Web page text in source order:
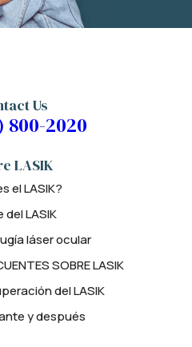
LASIK
el LASIK?
del LASIK
láser ocular
SOBRE LASIK
del LASIK
y después
Us
800-2020